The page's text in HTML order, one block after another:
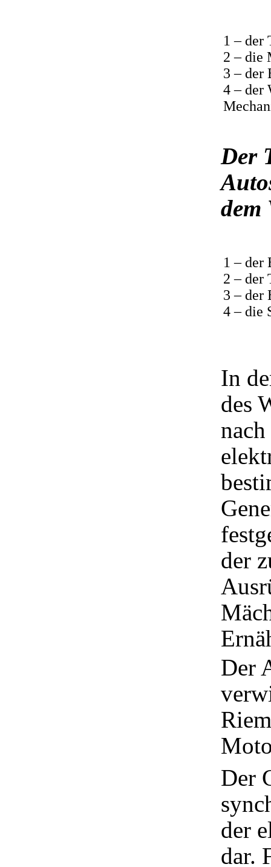
1 – der
2 – die
3 – der
4 – der
Der
dem
1 – der
2 – der
3 – der
4 – die
In
des
der
Der
Der
der
dar.